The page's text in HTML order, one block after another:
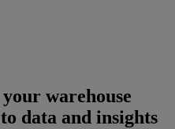
warehouse
data and insights